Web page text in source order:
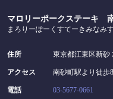
マロリーポークステーキ
まろりーぽーくすてーきみなみ
住所 東京都江東区新砂
アクセス 南砂町駅より徒歩
電話 03-5677-0661